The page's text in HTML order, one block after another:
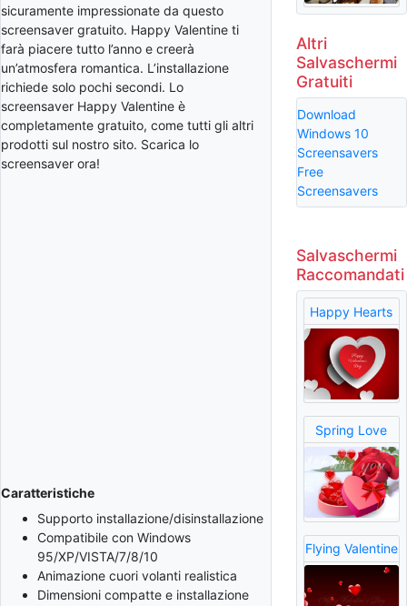
sicuramente impressionate da questo
screensaver gratuito. Happy Valentine ti
farà piacere tutto l’anno e creerà
un’atmosfera romantica. L’installazione
richiede solo pochi secondi. Lo
screensaver Happy Valentine è
completamente gratuito, come tutti gli altri
prodotti sul nostro sito. Scarica lo
screensaver ora!
Caratteristiche
Supporto installazione/disinstallazione
Compatibile con Windows
95/XP/VISTA/7/8/10
Animazione cuori volanti realistica
Dimensioni compatte e installazione
Altri
Salvaschermi
Gratuiti
Download
Windows 10
Screensavers
Free
Screensavers
Salvaschermi
Raccomandati
Happy Hearts
Spring Love
Flying Valentine